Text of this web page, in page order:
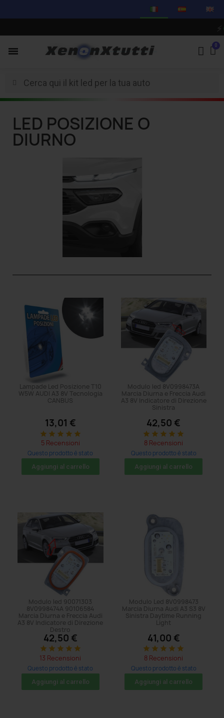
CI
LED POSIZIONE O
DIURNO
Lampade Led Posizione T10
W5W AUDI A3 8V Tecnologia
CANBUS
13,01 €
star star star star star
5 Recensioni
Questo prodotto è stato
acquistato: 20 volte
Aggiungi al carrello
Modulo led 8V0998473A
Marcia Diurna e Freccia Audi
A3 8V Indicatore di Direzione
Sinistra
42,50 €
star star star star star
8 Recensioni
Questo prodotto è stato
acquistato: 173 volte
Aggiungi al carrello
Modulo led 90071303
8V0998474A 90106584
Marcia Diurna e Freccia Audi
A3 8V Indicatore di Direzione
Destro
42,50 €
star star star star star
13 Recensioni
Questo prodotto è stato
acquistato: 179 volte
Aggiungi al carrello
Modulo Led 8V0998473
Marcia Diurna Audi A3 S3 8V
Sinistra Daytime Running
Light
41,00 €
star star star star star
8 Recensioni
Questo prodotto è stato
acquistato: 239 volte
Aggiungi al carrello